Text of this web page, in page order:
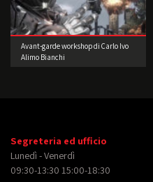
Avant-garde workshop di Carlo Ivo
Alimo Bianchi
Segreteria ed ufficio
Lunedì - Venerdì
09:30-13:30 15:00-18:30